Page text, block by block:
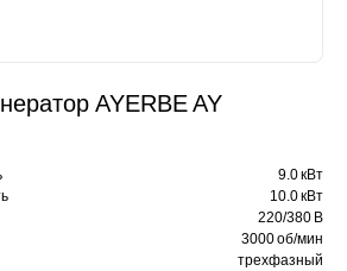
AYERBE AY
9.0 кВт
10.0 кВт
220/380 В
3000 об/мин
трехфазный